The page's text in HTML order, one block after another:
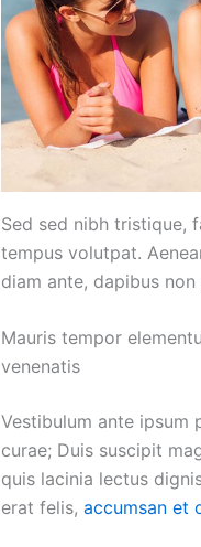
Sed sed nibh tristique,
tempus volutpat.
diam ante, dapibus
Mauris tempor
venenatis
Vestibulum ante ipsum
curae; Duis suscipit
quis lacinia lectus
erat felis, accumsan et